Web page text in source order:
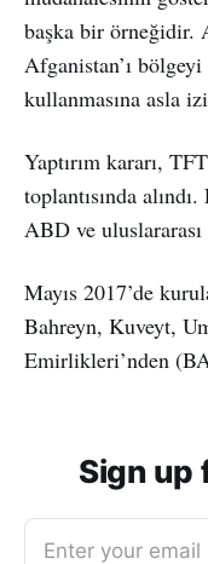
başka bir
Afganistan’ı
kullanmasına asla
Yaptırım kararı,
toplantısında
ABD ve
Mayıs 2017’de
Bahreyn, Kuveyt,
Emirlikleri’nden
Sign up
Enter your email